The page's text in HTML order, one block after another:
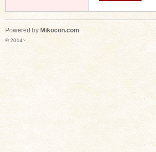
Powered by Mikocon.com
© 2014~